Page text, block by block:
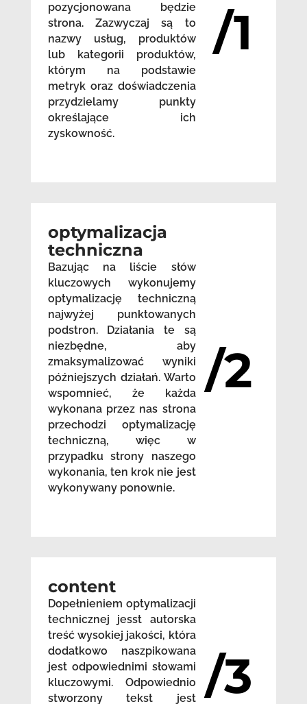
pozycjonowana będzie
strona. Zazwyczaj są to
nazwy usług, produktów
lub kategorii produktów,
którym na podstawie
metryk oraz doświadczenia
przydzielamy punkty
określające ich
zyskowność.
/1
optymalizacja
techniczna
Bazując na liście słów
kluczowych wykonujemy
optymalizację techniczną
najwyżej punktowanych
podstron. Działania te są
niezbędne, aby
zmaksymalizować wyniki
późniejszych działań. Warto
wspomnieć, że każda
wykonana przez nas strona
przechodzi optymalizację
techniczną, więc w
przypadku strony naszego
wykonania, ten krok nie jest
wykonywany ponownie.
/2
content
Dopełnieniem optymalizacji
technicznej jesst autorska
treść wysokiej jakości, która
dodatkowo naszpikowana
jest odpowiednimi słowami
kluczowymi. Odpowiednio
stworzony tekst jest
/3